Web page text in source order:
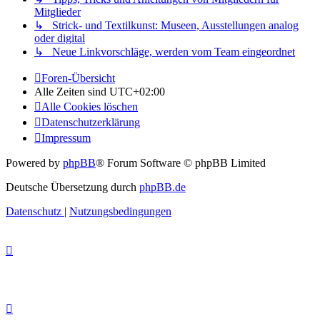
Mitglieder
↳ Strick- und Textilkunst: Museen, Ausstellungen analog
oder digital
↳ Neue Linkvorschläge, werden vom Team eingeordnet
Foren-Übersicht
Alle Zeiten sind UTC+02:00
Alle Cookies löschen
Datenschutzerklärung
Impressum
Powered by phpBB® Forum Software © phpBB Limited
Deutsche Übersetzung durch phpBB.de
Datenschutz | Nutzungsbedingungen